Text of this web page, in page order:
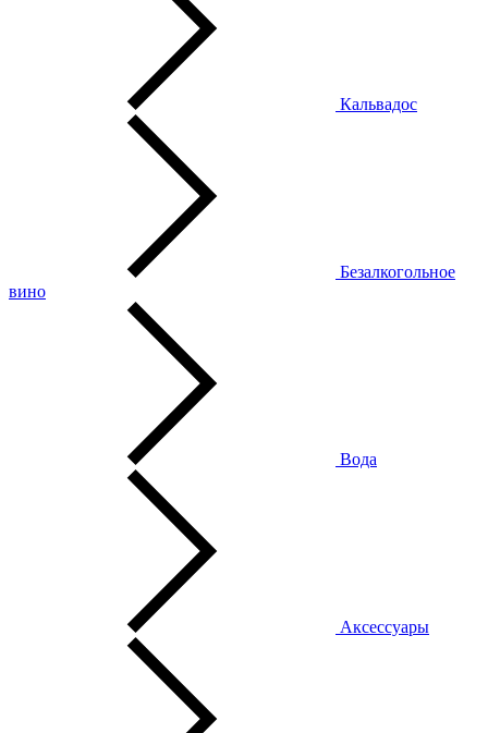
Кальвадос
Безалкогольное
вино
Вода
Аксессуары